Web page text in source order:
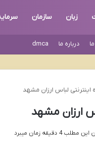
زبان سازمان
درباره ما dmca
اینترنتی لباس ارزان مشهد
ارزان مشهد
4 دقیقه زمان میبرد